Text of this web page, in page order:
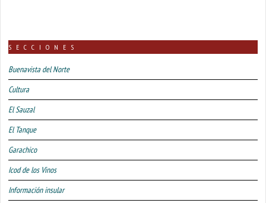
SECCIONES
Buenavista del Norte
Cultura
El Sauzal
El Tanque
Garachico
Icod de los Vinos
Información insular